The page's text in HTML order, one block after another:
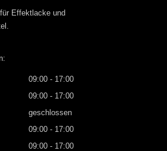
Effektlackeund
.
09:00 - 17:00
09:00 - 17:00
geschlossen
09:00 - 17:00
09:00 - 17:00